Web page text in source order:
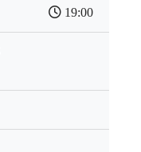
19:00